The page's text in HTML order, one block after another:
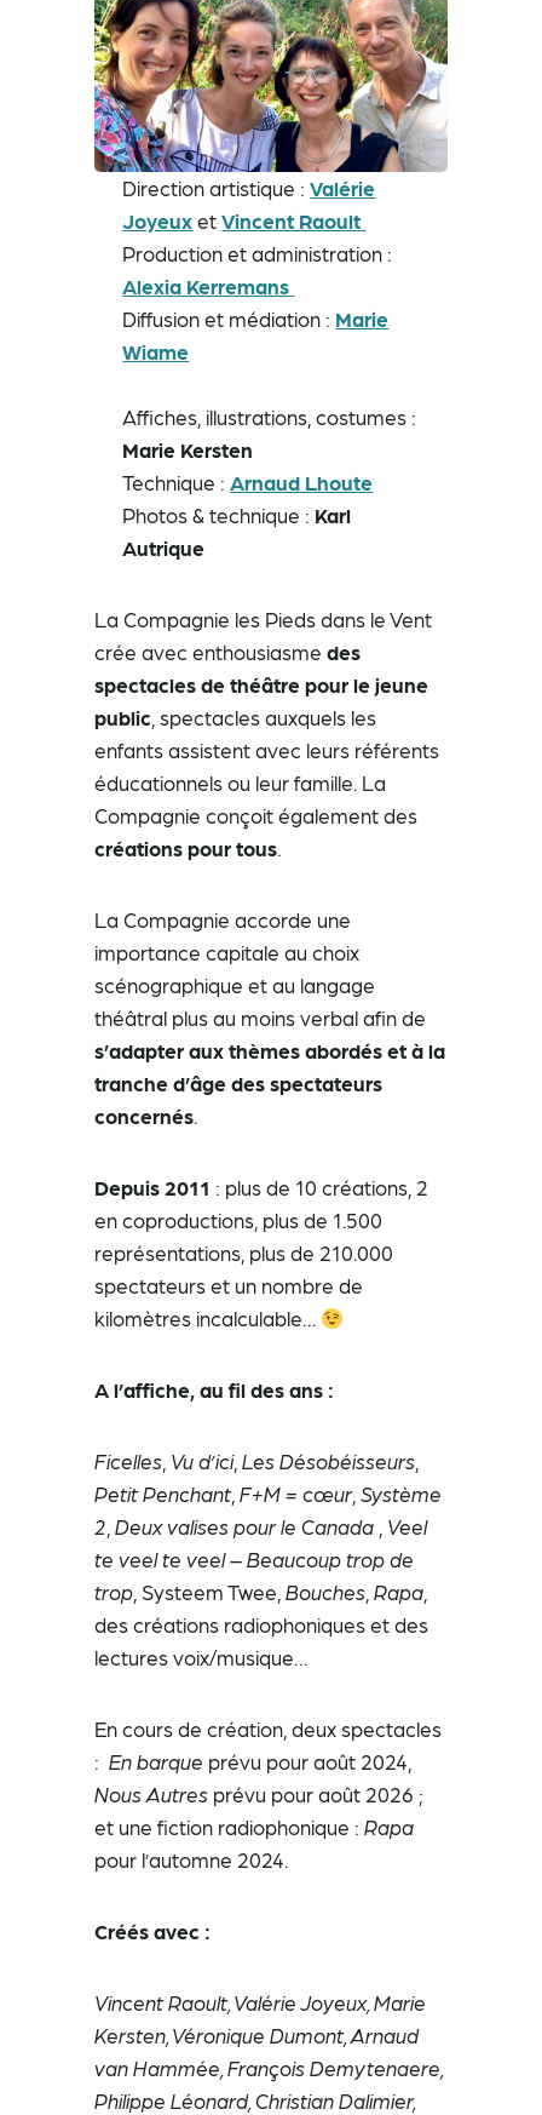
Direction artistique :Valérie
Joyeux etVincent Raoult
Production et administration :
Alexia Kerremans
Diffusion et médiation : Marie
Wiame
Affiches, illustrations, costumes :
Marie Kersten
Technique : Arnaud Lhoute
Photos & technique : Karl
Autrique
La Compagnie les Pieds dans le Vent
crée avec enthousiasmedes
spectacles de théâtre pour le jeune
public , spectacles auxquels les
enfants assistent avec leurs référents
éducationnels ou leur famille. La
Compagnie conçoit également des
créations pour tous
La Compagnie accorde une
importance capitale au choix
scénographique et au langage
théâtral plus au moins verbal afin de
s’adapter aux thèmes abordés et à la
tranche d’âge des spectateurs
concernés
Depuis 2011 : plus de 10 créations, 2
en coproductions, plus de 1.500
représentations, plus de 210.000
spectateurs et un nombre de
kilomètres incalculable…
A l’affiche, au fil des ans :
Ficelles Vu d’ici,Les Désobéisseurs
Petit Penchant,F+M = cœur,Système
2 ,Deux valises pour le Canada Veel
te veel te veel – Beaucoup trop de
trop , Systeem Twee,Bouches ,Rapa
des créations radiophoniques et des
lectures voix/musique…
En cours de création, deux spectacles
:En barque prévu pour août 2024,
Nous Autres prévu pour août 2026 ;
et une fiction radiophonique :Rapa
pour l’automne 2024.
Créés avec :
Vincent Raoult, Valérie Joyeux, Marie
Kersten, Véronique Dumont, Arnaud
van Hammée, François Demytenaere,
Philippe Léonard, Christian Dalimier,